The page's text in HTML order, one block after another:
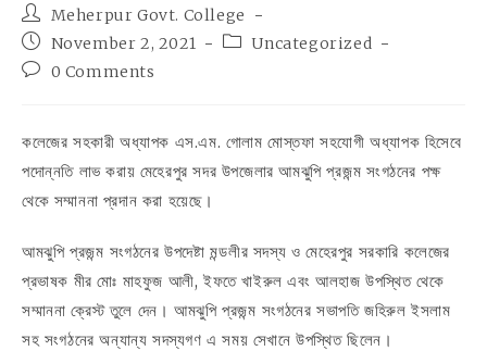
Post
author:
Meherpur Govt. College
Post
published:
November 2, 2021
PostUncategorized
Post0 Comments
কলেজের সহকারী অধ্যাপক এস.এম. গোলাম মোস্তফা সহযোগী অধ্যাপক হিসেবে
পদোন্নতি লাভ করায় মেহেরপুর সদর উপজেলার আমঝুপি প্রজন্ম সংগঠনের পক্ষ
থেকে সম্মাননা প্রদান করা হয়েছে।
আমঝুপি প্রজন্ম সংগঠনের উপদেষ্টা মন্ডলীর সদস্য ও মেহেরপুর সরকারি কলেজের
প্রভাষক মীর মোঃ মাহফুজ আলী, ইফতে খাইরুল এবং আলহাজ উপস্থিত থেকে
সম্মাননা ক্রেস্ট তুলে দেন। আমঝুপি প্রজন্ম সংগঠনের সভাপতি জহিরুল ইসলাম
সহ সংগঠনের অন্যান্য সদস্যগণ এ সময় সেখানে উপস্থিত ছিলেন।